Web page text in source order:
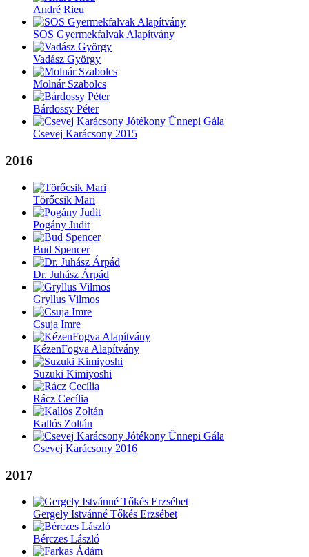
André Rieu
SOS Gyermekfalvak Alapítvány
Vadász György
Molnár Szabolcs
Bárdossy Péter
Csevej Karácsony 2015
2016
Törőcsik Mari
Pogány Judit
Bud Spencer
Dr. Juhász Árpád
Gryllus Vilmos
Csuja Imre
KézenFogva Alapítvány
Suzuki Kimiyoshi
Rácz Cecília
Kallós Zoltán
Csevej Karácsony 2016
2017
Gergely Istvánné Tőkés Erzsébet
Bérczes László